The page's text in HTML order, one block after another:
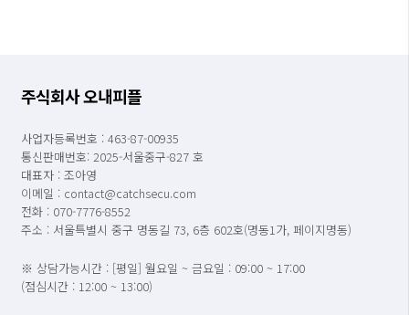
주식회사 오내피플
사업자등록번호 : 463-87-00935
통신판매번호: 2025-서울중구-827 호
대표자 : 조아영
이메일 : contact@catchsecu.com
전화 : 070-7776-8552
주소 : 서울특별시 중구 명동길 73, 6층 602호(명동1가, 페이지명동)
※ 상담가능시간 : [평일] 월요일 ~ 금요일 : 09:00 ~ 17:00
(점심시간 : 12:00 ~ 13:00)